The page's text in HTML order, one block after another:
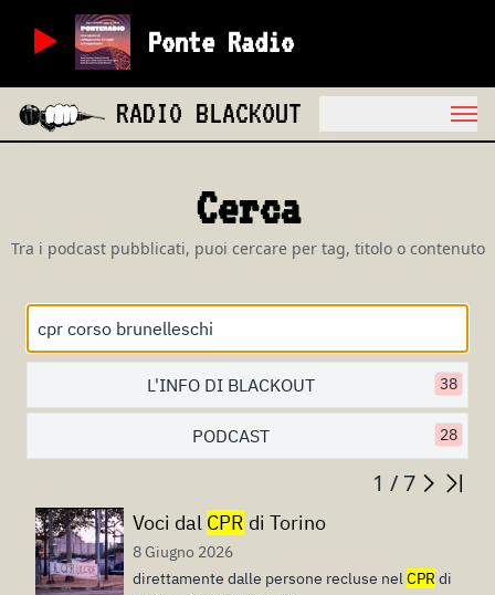
Ponte Radio
RADIO BLACKOUT
Cerca
Tra i podcast pubblicati, puoi cercare per tag, titolo o contenuto
L'INFO DI BLACKOUT 38
PODCAST 28
1 / 7
Voci dal CPR di Torino
8 Giugno 2026
direttamente dalle persone recluse nelCPR di